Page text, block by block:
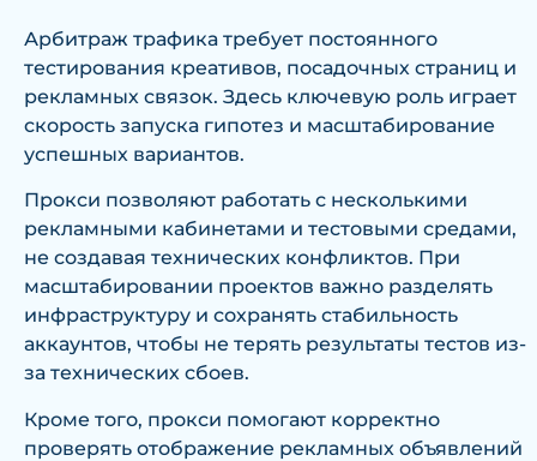
Арбитраж трафика требует постоянного
тестирования креативов, посадочных страниц и
рекламных связок. Здесь ключевую роль играет
скорость запуска гипотез и масштабирование
успешных вариантов.
Прокси позволяют работать с несколькими
рекламными кабинетами и тестовыми средами,
не создавая технических конфликтов. При
масштабировании проектов важно разделять
инфраструктуру и сохранять стабильность
аккаунтов, чтобы не терять результаты тестов из-
за технических сбоев.
Кроме того, прокси помогают корректно
проверять отображение рекламных объявлений